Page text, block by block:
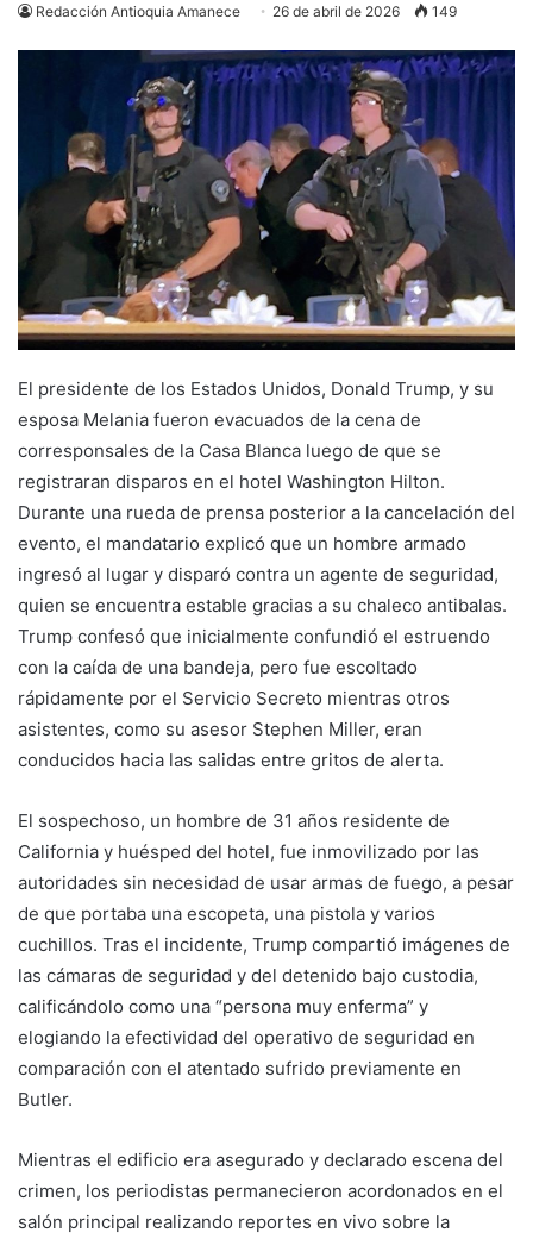
Redacción Antioquia Amanece 26 de abril de 2026 149
El presidente de los Estados Unidos, Donald Trump, y su
esposa Melania fueron evacuados de la cena de
corresponsales de la Casa Blanca luego de que se
registraran disparos en el hotel Washington Hilton.
Durante una rueda de prensa posterior a la cancelación del
evento, el mandatario explicó que un hombre armado
ingresó al lugar y disparó contra un agente de seguridad,
quien se encuentra estable gracias a su chaleco antibalas.
Trump confesó que inicialmente confundió el estruendo
con la caída de una bandeja, pero fue escoltado
rápidamente por el Servicio Secreto mientras otros
asistentes, como su asesor Stephen Miller, eran
conducidos hacia las salidas entre gritos de alerta.
El sospechoso, un hombre de 31 años residente de
California y huésped del hotel, fue inmovilizado por las
autoridades sin necesidad de usar armas de fuego, a pesar
de que portaba una escopeta, una pistola y varios
cuchillos. Tras el incidente, Trump compartió imágenes de
las cámaras de seguridad y del detenido bajo custodia,
calificándolo como una “persona muy enferma” y
elogiando la efectividad del operativo de seguridad en
comparación con el atentado sufrido previamente en
Butler.
Mientras el edificio era asegurado y declarado escena del
crimen, los periodistas permanecieron acordonados en el
salón principal realizando reportes en vivo sobre la